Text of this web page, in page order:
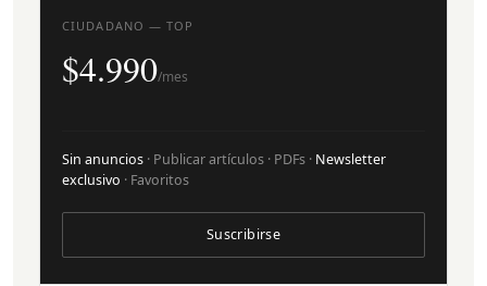
CIUDADANO — TOP
$4.990/mes
Sin anuncios · Publicar artículos · PDFs · Newsletter
exclusivo · Favoritos
Suscribirse